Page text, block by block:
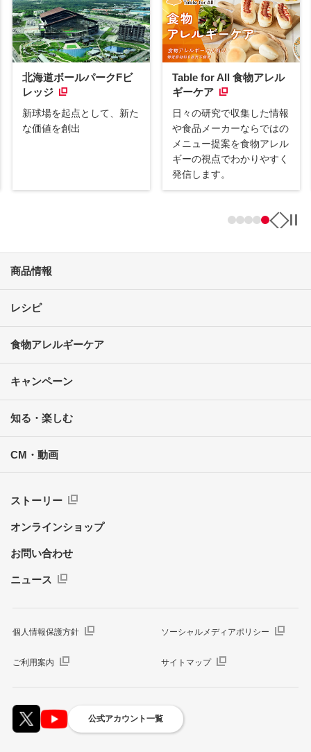
北海道ボールパークFビ
レッジ
新球場を起点として、新た
な価値を創出
Table for All 食物アレル
ギーケア
日々の研究で収集した情報
や食品メーカーならではの
メニュー提案を食物アレル
ギーの視点でわかりやすく
発信します。
商品情報
レシピ
食物アレルギーケア
キャンペーン
知る・楽しむ
CM・動画
ストーリー
オンラインショップ
お問い合わせ
ニュース
個人情報保護方針 ソーシャルメディアポリシー
ご利用案内 サイトマップ
公式アカウント一覧